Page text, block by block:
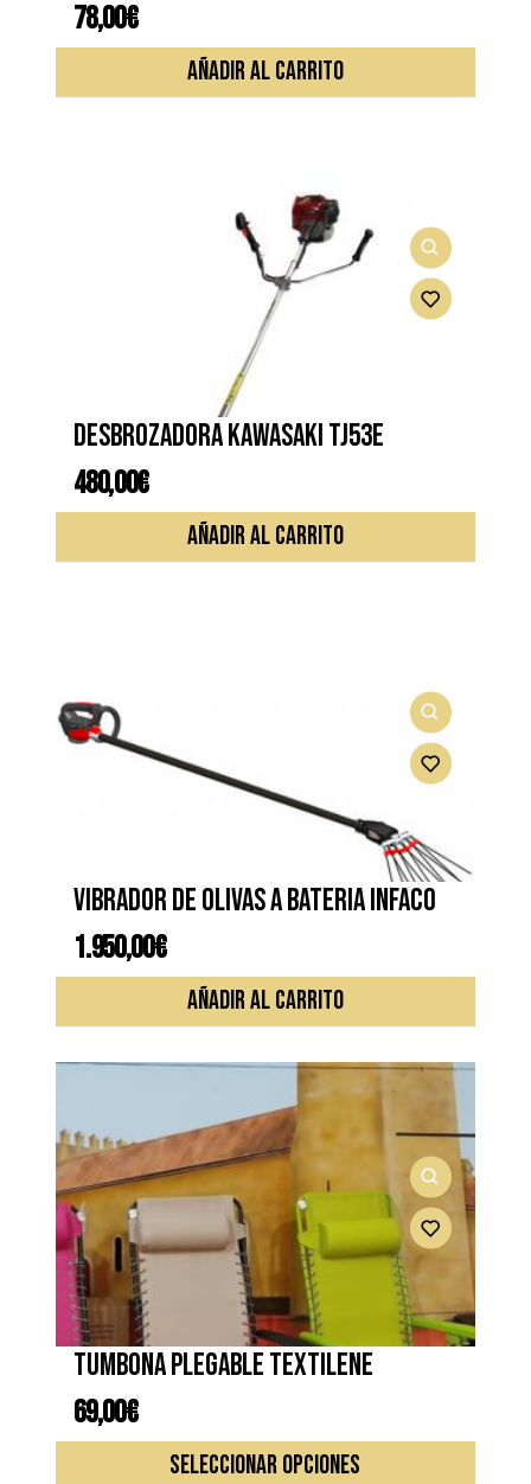
78,00€
AÑADIR AL CARRITO
Desbrozadora KAWASAKI TJ53E
480,00€
AÑADIR AL CARRITO
Vibrador de olivas a bateria INFACO
1.950,00€
AÑADIR AL CARRITO
Tumbona plegable textilene
69,00€
SELECCIONAR OPCIONES
Este